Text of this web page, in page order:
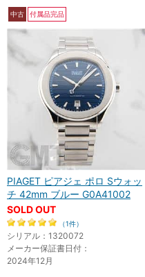
中古 付属品完品
PIAGET ピアジェ ポロ Sウォッ
チ 42mm ブルー G0A41002
SOLD OUT
（1件）
シリアル：1320072
メーカー保証書日付：
2024年12月